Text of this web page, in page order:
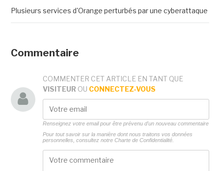
Plusieurs services d'Orange perturbés par une cyberattaque
Commentaire
COMMENTER CET ARTICLE EN TANT QUE
VISITEUR OU CONNECTEZ-VOUS
Renseignez votre email pour être prévenu d'un nouveau commentaire
Pour tout savoir sur la manière dont nous traitons vos données
personnelles, consultez notre Charte de Confidentialité.